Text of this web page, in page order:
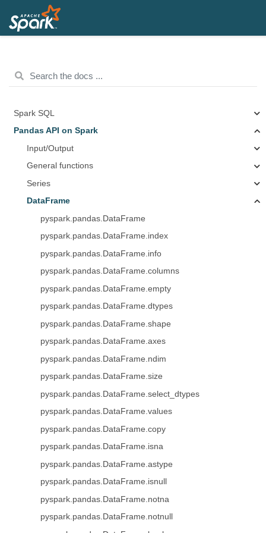
Spark SQL
Pandas API on Spark
Input/Output
General functions
Series
DataFrame
pyspark.pandas.DataFrame
pyspark.pandas.DataFrame.index
pyspark.pandas.DataFrame.info
pyspark.pandas.DataFrame.columns
pyspark.pandas.DataFrame.empty
pyspark.pandas.DataFrame.dtypes
pyspark.pandas.DataFrame.shape
pyspark.pandas.DataFrame.axes
pyspark.pandas.DataFrame.ndim
pyspark.pandas.DataFrame.size
pyspark.pandas.DataFrame.select_dtypes
pyspark.pandas.DataFrame.values
pyspark.pandas.DataFrame.copy
pyspark.pandas.DataFrame.isna
pyspark.pandas.DataFrame.astype
pyspark.pandas.DataFrame.isnull
pyspark.pandas.DataFrame.notna
pyspark.pandas.DataFrame.notnull